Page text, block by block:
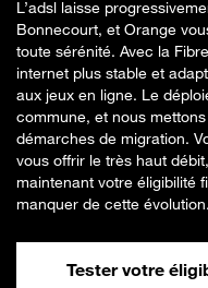
L’adsl laisse
Bonnecourt, et Orange
toute sérénité. Avec la
internet plus stable et
aux jeux en ligne. Le
commune, et nous
démarches de migration.
vous offrir le très haut
maintenant votre éligibilité
manquer de cette évolution.
Tester votre